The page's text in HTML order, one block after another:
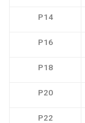
P14
P16
P18
P20
P22